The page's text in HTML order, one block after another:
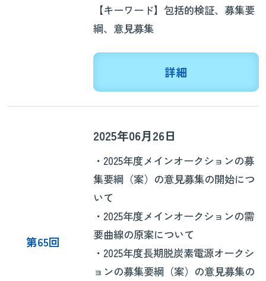
【キーワード】包括的検証、募集要
綱、意見募集
詳細
第65回
2025年06月26日
・2025年度メインオークションの募
集要綱（案）の意見募集の開始につ
いて
・2025年度メインオークションの需
要曲線の原案について
・2025年度長期脱炭素電源オークシ
ョンの募集要綱（案）の意見募集の